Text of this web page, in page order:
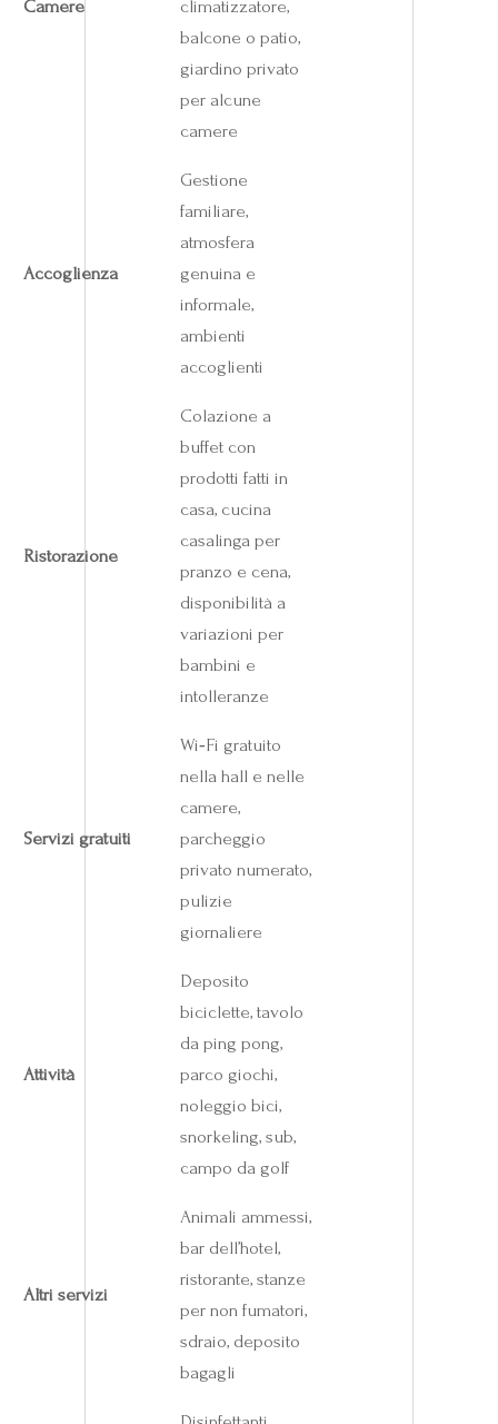
Camere
climatizzatore,
balcone o patio,
giardino privato
per alcune
camere
Accoglienza
Gestione
familiare,
atmosfera
genuina e
informale,
ambienti
accoglienti
Ristorazione
Colazione a
buffet con
prodotti fatti in
casa, cucina
casalinga per
pranzo e cena,
disponibilità a
variazioni per
bambini e
intolleranze
Servizi gratuiti
Wi‑Fi gratuito
nella hall e nelle
camere,
parcheggio
privato numerato,
pulizie
giornaliere
Attività
Deposito
biciclette, tavolo
da ping pong,
parco giochi,
noleggio bici,
snorkeling, sub,
campo da golf
Altri servizi
Animali ammessi,
bar dell’hotel,
ristorante, stanze
per non fumatori,
sdraio, deposito
bagagli